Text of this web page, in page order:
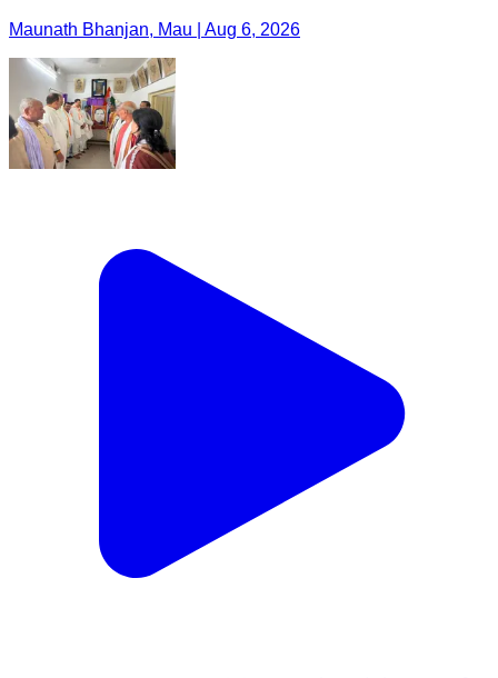
Maunath Bhanjan, Mau | Aug 6, 2026